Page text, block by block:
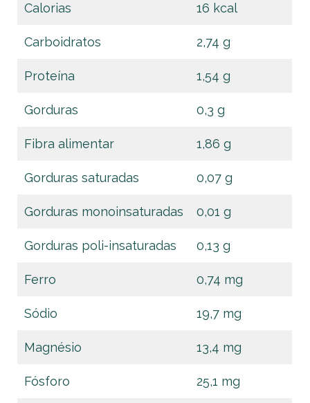
Calorias 16 kcal
Carboidratos 2,74 g
Proteína 1,54 g
Gorduras 0,3 g
Fibra alimentar 1,86 g
Gorduras saturadas 0,07 g
Gorduras monoinsaturadas 0,01 g
Gorduras poli-insaturadas 0,13 g
Ferro 0,74 mg
Sódio 19,7 mg
Magnésio 13,4 mg
Fósforo 25,1 mg